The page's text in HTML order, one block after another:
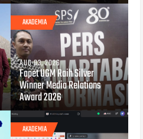
AKADEMIA
AUG 03, 2026
Fapet UGM Raih Silver
Winner Media Relations
Award 2026
AKADEMIA